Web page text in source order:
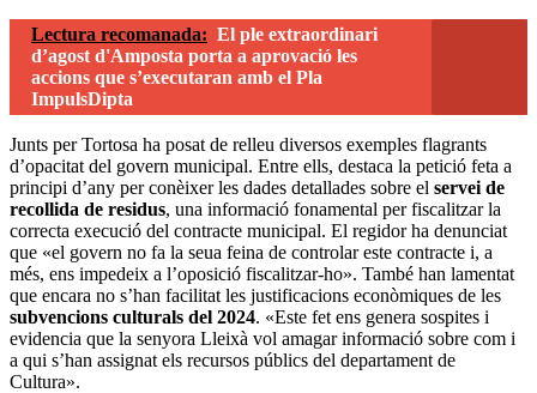
Lectura recomanada: El ple extraordinari
d’agost d'Amposta porta a aprovació les
accions que s’executaran amb el Pla
ImpulsDipta
Junts per Tortosa ha posat de relleu diversos exemples flagrants
d’opacitat del govern municipal. Entre ells, destaca la petició feta a
principi d’any per conèixer les dades detallades sobre el servei de
recollida de residus, una informació fonamental per fiscalitzar la
correcta execució del contracte municipal. El regidor ha denunciat
que «el govern no fa la seua feina de controlar este contracte i, a
més, ens impedeix a l’oposició fiscalitzar-ho». També han lamentat
que encara no s’han facilitat les justificacions econòmiques de les
subvencions culturals del 2024. «Este fet ens genera sospites i
evidencia que la senyora Lleixà vol amagar informació sobre com i
a qui s’han assignat els recursos públics del departament de
Cultura».